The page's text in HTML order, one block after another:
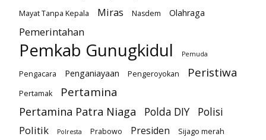
Mayat Tanpa Kepala
Miras Nasdem Olahraga
Pemerintahan
Pemkab Gunugkidul Pemuda
Pengacara Penganiayaan Pengeroyokan Peristiwa
Pertamak Pertamina
Pertamina Patra Niaga Polda DIY
Polisi
Politik
Polresta Prabowo Presiden Sijago merah